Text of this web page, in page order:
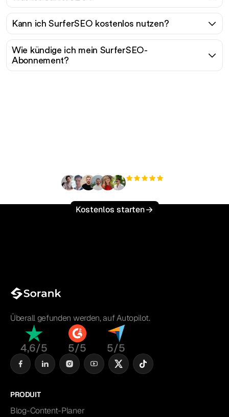
Kann ich SurferSEO kostenlos nutzen?
Wie kündige ich mein SurferSEO-
Abonnement?
Kostenlos starten
Überall gefunden werden, auf Autopilot.
4,6/5 5/5 5/5
PRODUIT
Blog-Content-Planer